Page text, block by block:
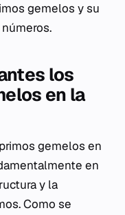
gemelos y su
los
en la
gemelos en
en
y la
Como se